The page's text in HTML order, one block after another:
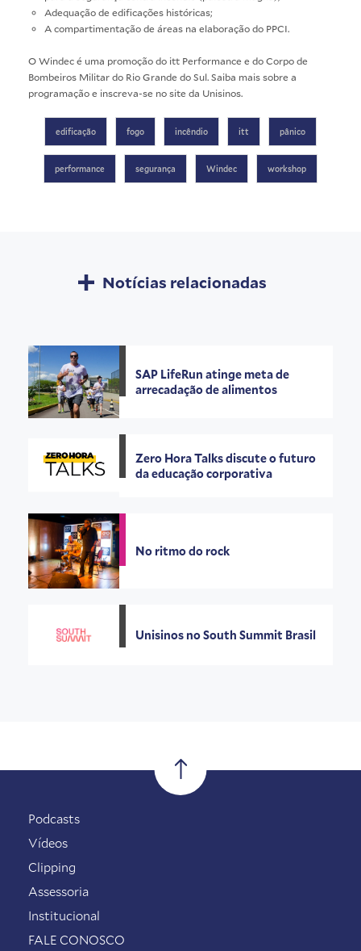
Adequação de edificações históricas;
A compartimentação de áreas na elaboração do PPCI.
O Windec é uma promoção do itt Performance e do Corpo de
Bombeiros Militar do Rio Grande do Sul. Saiba mais sobre a
programação e inscreva-se nosite da Unisinos.
edificação fogo incêndio itt pânico
performance segurança Windec workshop
Notícias relacionadas
SAP LifeRun atinge meta de
arrecadação de alimentos
Zero Hora Talks discute o futuro
da educação corporativa
No ritmo do rock
Unisinos no South Summit Brasil
Podcasts
Vídeos
Clipping
Assessoria
Institucional
FALE CONOSCO